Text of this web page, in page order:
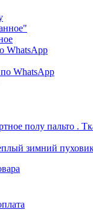
WhatsApp
WhatsApp